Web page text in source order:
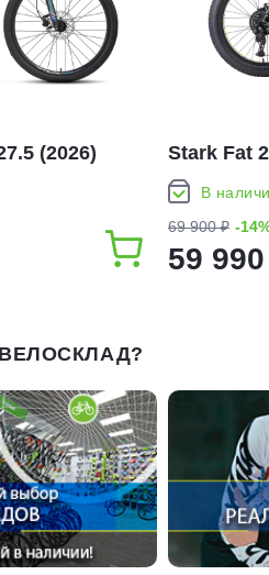
(2026) Stark Fat
В
69 900 ₽ -
59